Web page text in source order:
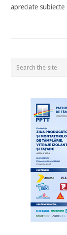
apreciate subiecte
POSTS